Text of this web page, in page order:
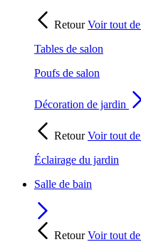
RetourVoir tout de
Tables de salon
Poufs de salon
Décoration de jardin
RetourVoir tout de
Éclairage du jardin
Salle de bain
RetourVoir tout de